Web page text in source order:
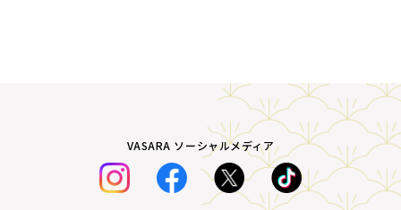
VASARA ソーシャルメディア